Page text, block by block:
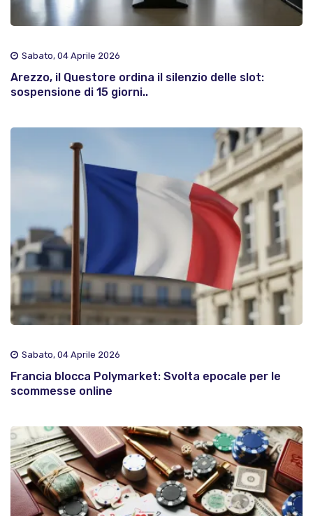
Sabato, 04 Aprile 2026
Arezzo, il Questore ordina il silenzio delle slot:
sospensione di 15 giorni..
Sabato, 04 Aprile 2026
Francia blocca Polymarket: Svolta epocale per le
scommesse online